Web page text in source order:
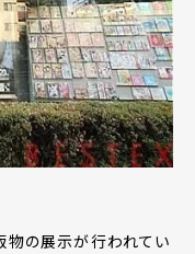
物の展示が行われてい